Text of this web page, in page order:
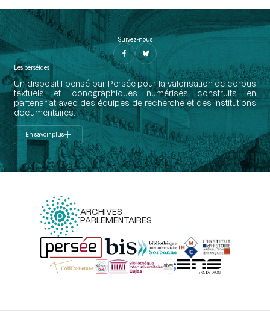
Suivez-nous
Les perséides
Un dispositif pensé par Persée pour la valorisation de corpus
textuels et iconographiques numérisés construits en
partenariat avec des équipes de recherche et des institutions
documentaires.
En savoir plus
ARCHIVES
PARLEMENTAIRES
Menu